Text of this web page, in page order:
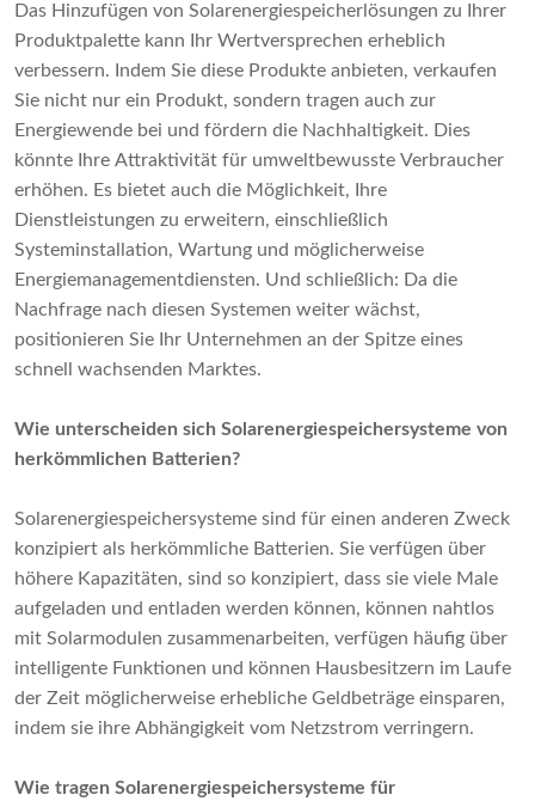
Das Hinzufügen von Solarenergiespeicherlösungen zu Ihrer
Produktpalette kann Ihr Wertversprechen erheblich
verbessern. Indem Sie diese Produkte anbieten, verkaufen
Sie nicht nur ein Produkt, sondern tragen auch zur
Energiewende bei und fördern die Nachhaltigkeit. Dies
könnte Ihre Attraktivität für umweltbewusste Verbraucher
erhöhen. Es bietet auch die Möglichkeit, Ihre
Dienstleistungen zu erweitern, einschließlich
Systeminstallation, Wartung und möglicherweise
Energiemanagementdiensten. Und schließlich: Da die
Nachfrage nach diesen Systemen weiter wächst,
positionieren Sie Ihr Unternehmen an der Spitze eines
schnell wachsenden Marktes.
Wie unterscheiden sich Solarenergiespeichersysteme von
herkömmlichen Batterien?
Solarenergiespeichersysteme sind für einen anderen Zweck
konzipiert als herkömmliche Batterien. Sie verfügen über
höhere Kapazitäten, sind so konzipiert, dass sie viele Male
aufgeladen und entladen werden können, können nahtlos
mit Solarmodulen zusammenarbeiten, verfügen häufig über
intelligente Funktionen und können Hausbesitzern im Laufe
der Zeit möglicherweise erhebliche Geldbeträge einsparen,
indem sie ihre Abhängigkeit vom Netzstrom verringern.
Wie tragen Solarenergiespeichersysteme für